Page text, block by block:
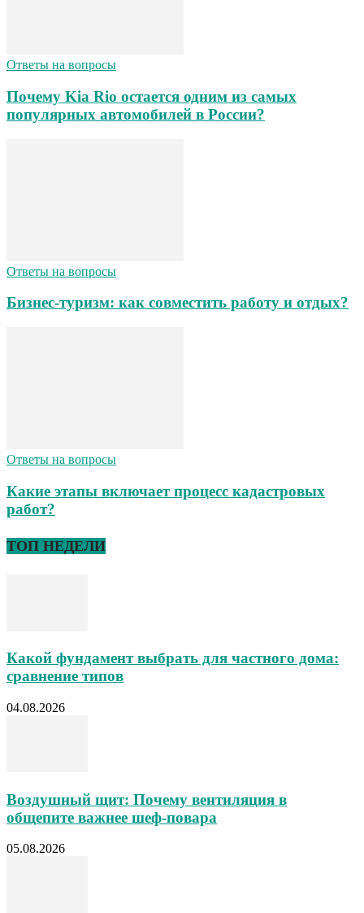
Ответы на вопросы
Почему Kia Rio остается одним из самых
популярных автомобилей в России?
Ответы на вопросы
Бизнес-туризм: как совместить работу и отдых?
Ответы на вопросы
Какие этапы включает процесс кадастровых
работ?
ТОП НЕДЕЛИ
Какой фундамент выбрать для частного дома:
сравнение типов
04.08.2026
Воздушный щит: Почему вентиляция в
общепите важнее шеф-повара
05.08.2026